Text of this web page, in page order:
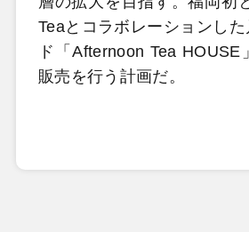
Teaとコラボレーションし
ド「Afternoon Tea HOUSE
販売を行う計画だ。